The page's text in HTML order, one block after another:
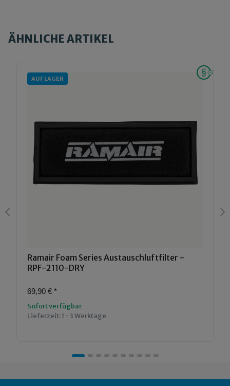
ÄHNLICHE ARTIKEL
AUF LAGER
Ramair Foam Series Austauschluftfilter -
RPF-2110-DRY
69,90 € *
Sofort verfügbar
Lieferzeit:1 - 3 Werktage